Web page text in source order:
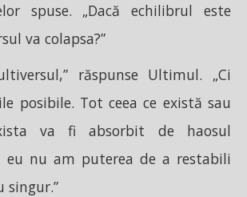
spuse. „Dacă echilibrul este
va colapsa?”
răspunse Ultimul. „Ci
posibile. Tot ceea ce există sau
va fi absorbit de haosul
eu nu am puterea de a restabili
singur.”